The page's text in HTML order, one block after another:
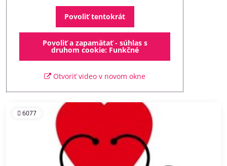
Povoliť tentokrát
Povoliť a zapamätať - súhlas s
druhom cookie: Funkčné
Otvoriť video v novom okne
6077